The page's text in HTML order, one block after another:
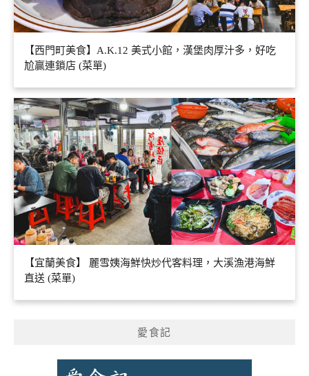
【西門町美食】A.K.12 美式小館，漢堡肉厚汁多，好吃
尬贏連鎖店 (菜單)
【宜蘭美食】 麗雪姨海鮮快炒代客料理，大溪漁港海鮮
直送 (菜單)
愛食記